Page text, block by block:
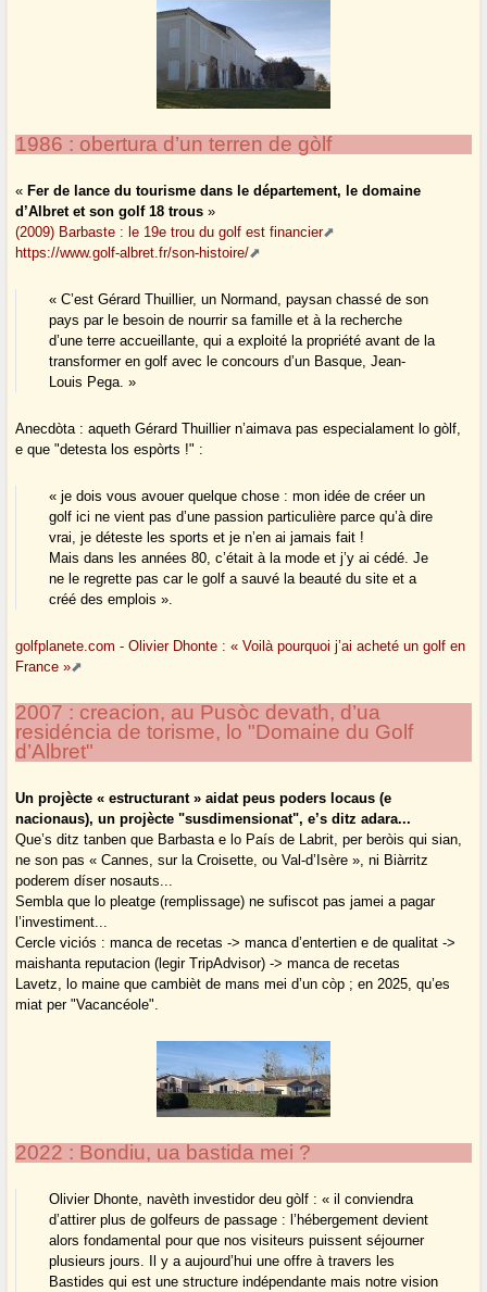
1986 : obertura d’un terren de gòlf
« Fer de lance du tourisme dans le département, le domaine
d’Albret et son golf 18 trous »
(2009) Barbaste : le 19e trou du golf est financier
https://www.golf-albret.fr/son-histoire/
« C’est Gérard Thuillier, un Normand, paysan chassé de son
pays par le besoin de nourrir sa famille et à la recherche
d’une terre accueillante, qui a exploité la propriété avant de la
transformer en golf avec le concours d’un Basque, Jean-
Louis Pega. »
Anecdòta : aqueth Gérard Thuillier n’aimava pas especialament lo gòlf,
e que "detesta los espòrts !" :
« je dois vous avouer quelque chose : mon idée de créer un
golf ici ne vient pas d’une passion particulière parce qu’à dire
vrai, je déteste les sports et je n’en ai jamais fait !
Mais dans les années 80, c’était à la mode et j’y ai cédé. Je
ne le regrette pas car le golf a sauvé la beauté du site et a
créé des emplois ».
golfplanete.com - Olivier Dhonte : « Voilà pourquoi j’ai acheté un golf en
France »
2007 : creacion, au Pusòc devath, d’ua
residéncia de torisme, lo "Domaine du Golf
d’Albret"
Un projècte « estructurant » aidat peus poders locaus (e
nacionaus), un projècte "susdimensionat", e’s ditz adara...
Que’s ditz tanben que Barbasta e lo País de Labrit, per beròis qui sian,
ne son pas « Cannes, sur la Croisette, ou Val-d’Isère », ni Biàrritz
poderem díser nosauts...
Sembla que lo pleatge (remplissage) ne sufiscot pas jamei a pagar
l’investiment...
Cercle viciós : manca de recetas -> manca d’entertien e de qualitat ->
maishanta reputacion (legir TripAdvisor) -> manca de recetas
Lavetz, lo maine que cambièt de mans mei d’un còp ; en 2025, qu’es
miat per "Vacancéole".
2022 : Bondiu, ua bastida mei ?
Olivier Dhonte, navèth investidor deu gòlf : « il conviendra
d’attirer plus de golfeurs de passage : l’hébergement devient
alors fondamental pour que nos visiteurs puissent séjourner
plusieurs jours. Il y a aujourd’hui une offre à travers les
Bastides qui est une structure indépendante mais notre vision